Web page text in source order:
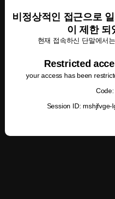
비정상적인 접근으로
이 제한 되
현재 접속하신 단말에서
Restricted
your access has been
Code:
Session ID: mshjfvge-